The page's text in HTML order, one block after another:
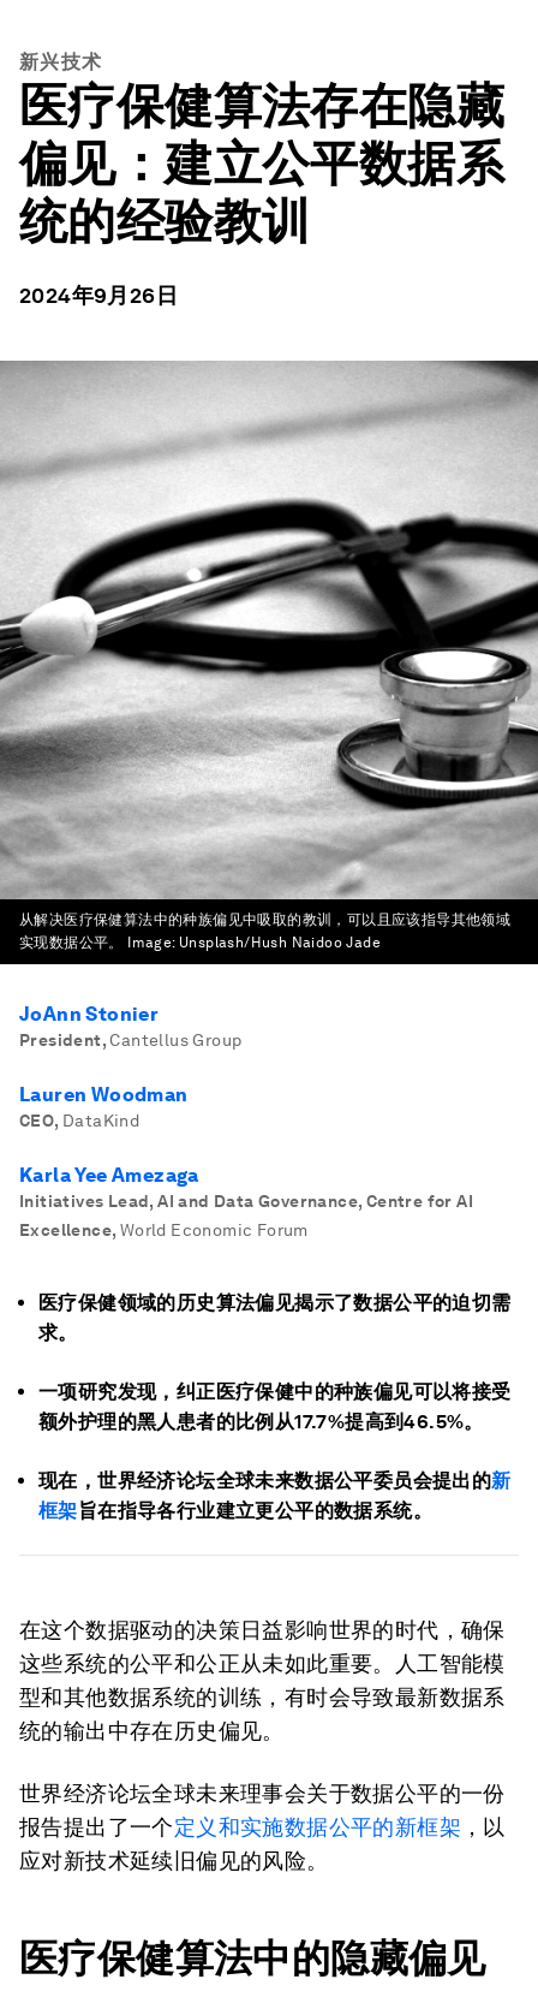
新兴技术
医疗保健算法存在隐藏
偏见：建立公平数据系
统的经验教训
2024年9月26日
从解决医疗保健算法中的种族偏见中吸取的教训，可以且应该指导其他领域
实现数据公平。
Image: Unsplash/Hush Naidoo Jade
JoAnn Stonier
President, Cantellus Group
Lauren Woodman
CEO, DataKind
Karla Yee Amezaga
Initiatives Lead, AI and Data Governance, Centre for AI
Excellence, World Economic Forum
医疗保健领域的历史算法偏见揭示了数据公平的迫切需
求。
一项研究发现，纠正医疗保健中的种族偏见可以将接受
额外护理的黑人患者的比例从17.7%提高到46.5%。
现在，世界经济论坛全球未来数据公平委员会提出的新
框架旨在指导各行业建立更公平的数据系统。
在这个数据驱动的决策日益影响世界的时代，确保
这些系统的公平和公正从未如此重要。人工智能模
型和其他数据系统的训练，有时会导致最新数据系
统的输出中存在历史偏见。
世界经济论坛全球未来理事会关于数据公平的一份
报告提出了一个定义和实施数据公平的新框架 ，以
应对新技术延续旧偏见的风险。
医疗保健算法中的隐藏偏见